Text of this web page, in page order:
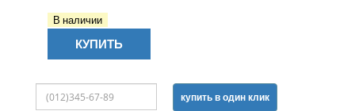
В наличии
КУПИТЬ
купить в один клик